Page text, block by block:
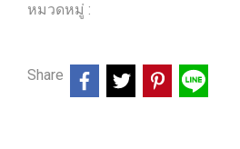
หมวดหมู่ :
Share